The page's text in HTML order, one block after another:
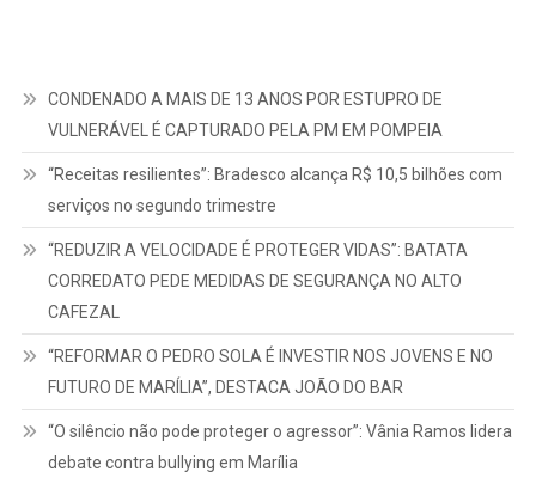
CONDENADO A MAIS DE 13 ANOS POR ESTUPRO DE
VULNERÁVEL É CAPTURADO PELA PM EM POMPEIA
“Receitas resilientes”: Bradesco alcança R$ 10,5 bilhões com
serviços no segundo trimestre
“REDUZIR A VELOCIDADE É PROTEGER VIDAS”: BATATA
CORREDATO PEDE MEDIDAS DE SEGURANÇA NO ALTO
CAFEZAL
“REFORMAR O PEDRO SOLA É INVESTIR NOS JOVENS E NO
FUTURO DE MARÍLIA”, DESTACA JOÃO DO BAR
“O silêncio não pode proteger o agressor”: Vânia Ramos lidera
debate contra bullying em Marília